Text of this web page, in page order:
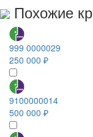
Похожие
999 0000029
250 000 ₽
9100000014
500 000 ₽